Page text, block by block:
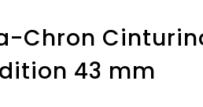
Chron
43 mm